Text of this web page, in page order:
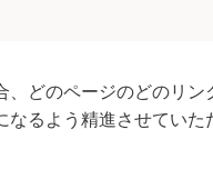
どのページのどのリ
るよう精進させてい